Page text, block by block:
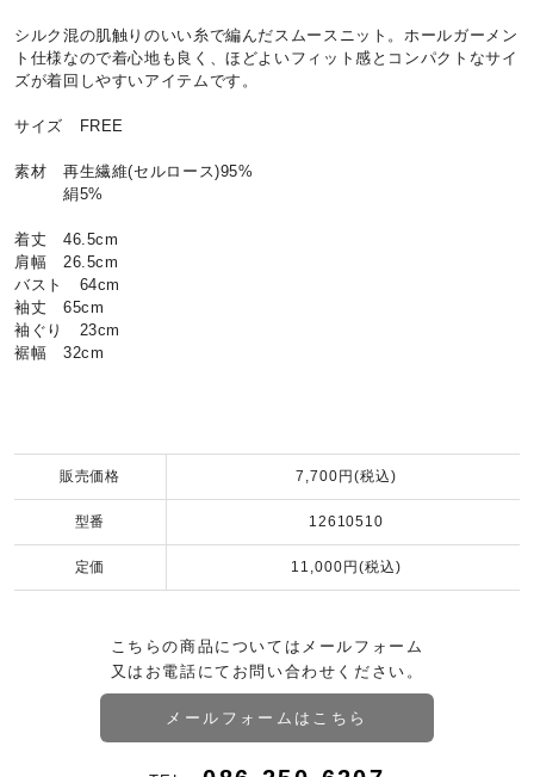
シルク混の肌触りのいい糸で編んだスムースニット。ホールガーメン
ト仕様なので着心地も良く、ほどよいフィット感とコンパクトなサイ
ズが着回しやすいアイテムです。
サイズ FREE
素材 再生繊維(セルロース)95%
絹5%
着丈 46.5cm
肩幅 26.5cm
バスト 64cm
袖丈 65cm
袖ぐり 23cm
裾幅 32cm
販売価格 7,700円(税込)
型番 12610510
定価 11,000円(税込)
こちらの商品についてはメールフォーム
又はお電話にてお問い合わせください。
メールフォームはこちら